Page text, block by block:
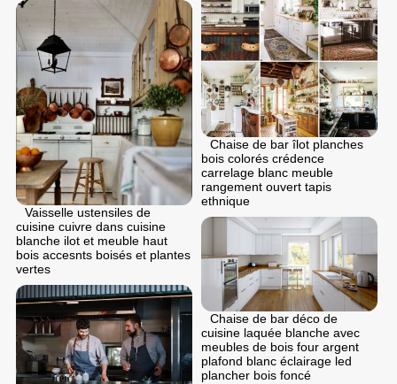
Chaise de bar îlot planches
bois colorés crédence
carrelage blanc meuble
rangement ouvert tapis
ethnique
Vaisselle ustensiles de
cuisine cuivre dans cuisine
blanche ilot et meuble haut
bois accesnts boisés et plantes
vertes
Chaise de bar déco de
cuisine laquée blanche avec
meubles de bois four argent
plafond blanc éclairage led
plancher bois foncé